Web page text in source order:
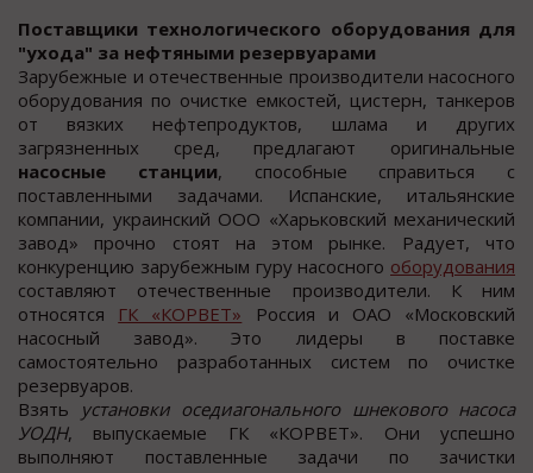
Поставщики технологического оборудования для
"ухода" за нефтяными резервуарами
Зарубежные и отечественные производители насосного
оборудования по очистке емкостей, цистерн, танкеров
от вязких нефтепродуктов, шлама и других
загрязненных сред, предлагают оригинальные
насосные станции, способные справиться с
поставленными задачами. Испанские, итальянские
компании, украинский ООО «Харьковский механический
завод» прочно стоят на этом рынке. Радует, что
конкуренцию зарубежным гуру насосного оборудования
составляют отечественные производители. К ним
относятся ГК «КОРВЕТ» Россия и ОАО «Московский
насосный завод». Это лидеры в поставке
самостоятельно разработанных систем по очистке
резервуаров.
Взять
установки оседиагонального шнекового насоса
УОДН, выпускаемые ГК «КОРВЕТ». Они успешно
выполняют поставленные задачи по зачистки